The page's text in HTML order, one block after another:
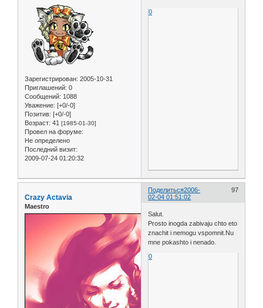
Зарегистрирован: 2005-10-31
Приглашений: 0
Сообщений: 1088
Уважение: [+0/-0]
Позитив: [+0/-0]
Возраст: 41 [1985-01-30]
Провел на форуме:
Не определено
Последний визит:
2009-07-24 01:20:32
0
Поделиться 97
2006-
02-04 01:51:02
Crazy Actavia
Maestro
Salut.
Prosto inogda zabivaju chto eto
znachit i nemogu vspomnit.Nu
mne pokashto i nenado.
0